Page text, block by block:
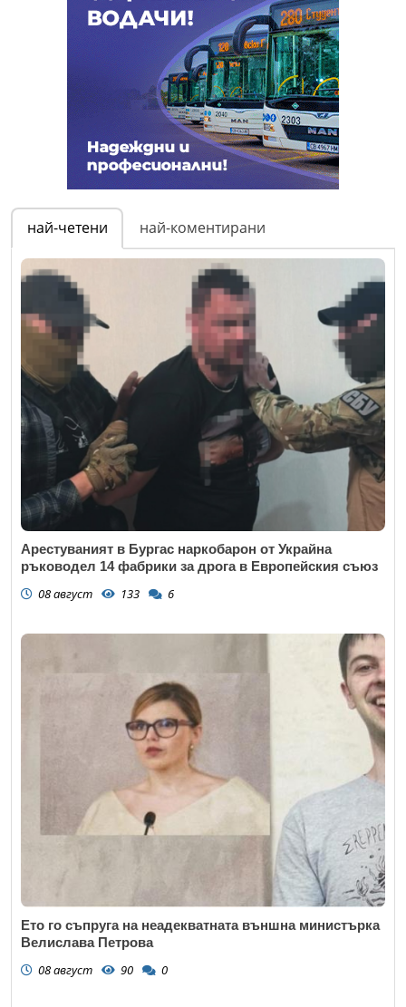
най-четени най-коментирани
Арестуваният в Бургас наркобарон от Украйна
ръководел 14 фабрики за дрога в Европейския съюз
08 август 133 6
Ето го съпруга на неадекватната външна министърка
Велислава Петрова
08 август 90 0